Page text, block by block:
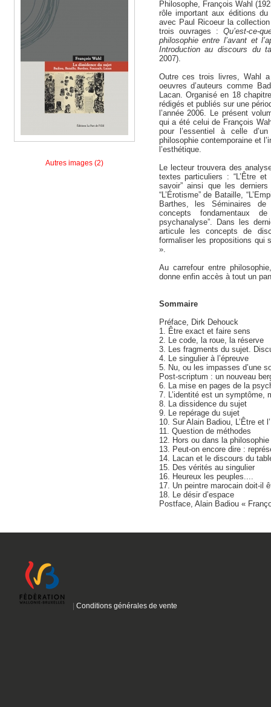
Autres images (2)
Philosophe, François Wahl
rôle important aux éditions
avec Paul Ricoeur la
trois ouvrages :Qu’est-ce-
philosophie entre l’avant et
Introduction au discours du
2007).
Outre ces trois livres, Wahl
oeuvres d’auteurs comme
Lacan. Organisé en 18
rédigés et publiés sur une
l’année 2006. Le présent
qui a été celui de François
pour l’essentiel à celle
philosophie contemporaine et
l’esthétique.
Le lecteur trouvera des
textes particuliers : “L’Être et
savoir” ainsi que les
“L’Érotisme” de Bataille,
Barthes, les Séminaires de
concepts fondamentaux
psychanalyse”. Dans les
articule les concepts de
formaliser les propositions qui
».
Au carrefour entre
donne enfin accès à tout un
Sommaire
Préface, Dirk Dehouck
1. Être exact et faire sens
2. Le code, la roue, la réserve
3. Les fragments du sujet.
4. Le singulier à l’épreuve
5. Nu, ou les impasses d’une
Post-scriptum : un nouveau
6. La mise en pages de la
7. L’identité est un symptôme,
8. La dissidence du sujet
9. Le repérage du sujet
10. Sur Alain Badiou, L’Être et
11. Question de méthodes
12. Hors ou dans la philosophie
13. Peut-on encore dire :
14. Lacan et le discours du
15. Des vérités au singulier
16. Heureux les peuples....
17. Un peintre marocain doit-il
18. Le désir d’espace
Postface, Alain Badiou «
Conditions générales de vente